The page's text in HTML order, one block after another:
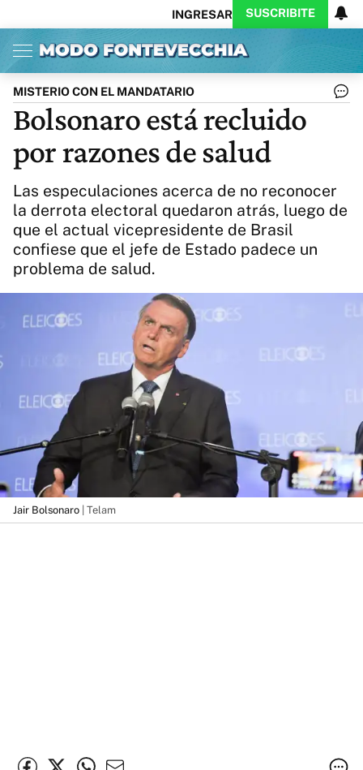
INGRESAR SUSCRIBITE
Inicio Ahora
Opinión
Política
Ciencia
Protagonistas
Cultura
Arte
Educación
Deportes
CARAS
Exitoina
Turismo
Videos
Córdoba
Reperfilar
Business
Noticias
Caras
Exitoina
Gaming
Vivo
Diario del Juicio
Actualidad
MISTERIO CON EL MANDATARIO
Bolsonaro está recluido
por razones de salud
Las especulaciones acerca de no reconocer
la derrota electoral quedaron atrás, luego de
que el actual vicepresidente de Brasil
confiese que el jefe de Estado padece un
problema de salud.
Jair Bolsonaro | Telam